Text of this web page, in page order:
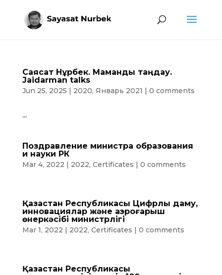
Саясат Нұрбек. Мамандық таңдау.
Jaidarman talks
Jun 25, 2025 | 2020, Январь 2021 | 0 comments
...
Поздравление министра образования
и науки РК
Mar 4, 2022 | 2022, Certificates | 0 comments
Қазақстан Республикасы Цифрлық даму,
инновациялар және аэроғарыш
өнеркәсібі министрлігі
Mar 1, 2022 | 2022, Certificates | 0 comments
Қазақстан Республикасы